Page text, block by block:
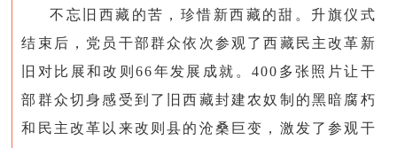
不忘旧西藏的苦，珍惜新西藏的甜。升旗仪式
结束后，党员干部群众依次参观了西藏民主改革新
旧对比展和改则66年发展成就。400多张照片让干
部群众切身感受到了旧西藏封建农奴制的黑暗腐朽
和民主改革以来改则县的沧桑巨变，激发了参观干